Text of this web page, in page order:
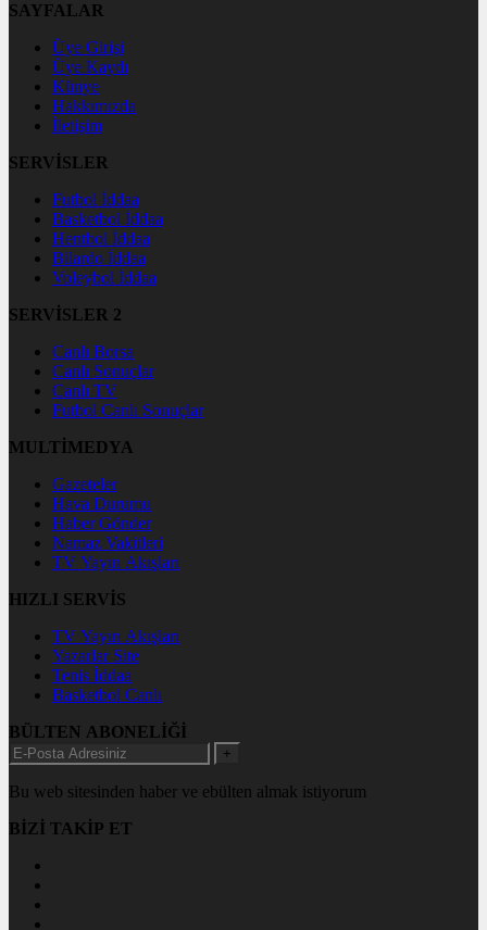
SAYFALAR
Üye Girişi
Üye Kaydı
Künye
Hakkımızda
İletişim
SERVİSLER
Futbol İddaa
Basketbol İddaa
Hentbol İddaa
Bilardo İddaa
Voleybol İddaa
SERVİSLER 2
Canlı Borsa
Canlı Sonuçlar
Canlı TV
Futbol Canlı Sonuçlar
MULTİMEDYA
Gazeteler
Hava Durumu
Haber Gönder
Namaz Vakitleri
TV Yayın Akışları
HIZLI SERVİS
TV Yayın Akışları
Yazarlar Site
Tenis İddaa
Basketbol Canlı
BÜLTEN ABONELİĞİ
+
Bu web sitesinden haber ve ebülten almak istiyorum
BİZİ TAKİP ET